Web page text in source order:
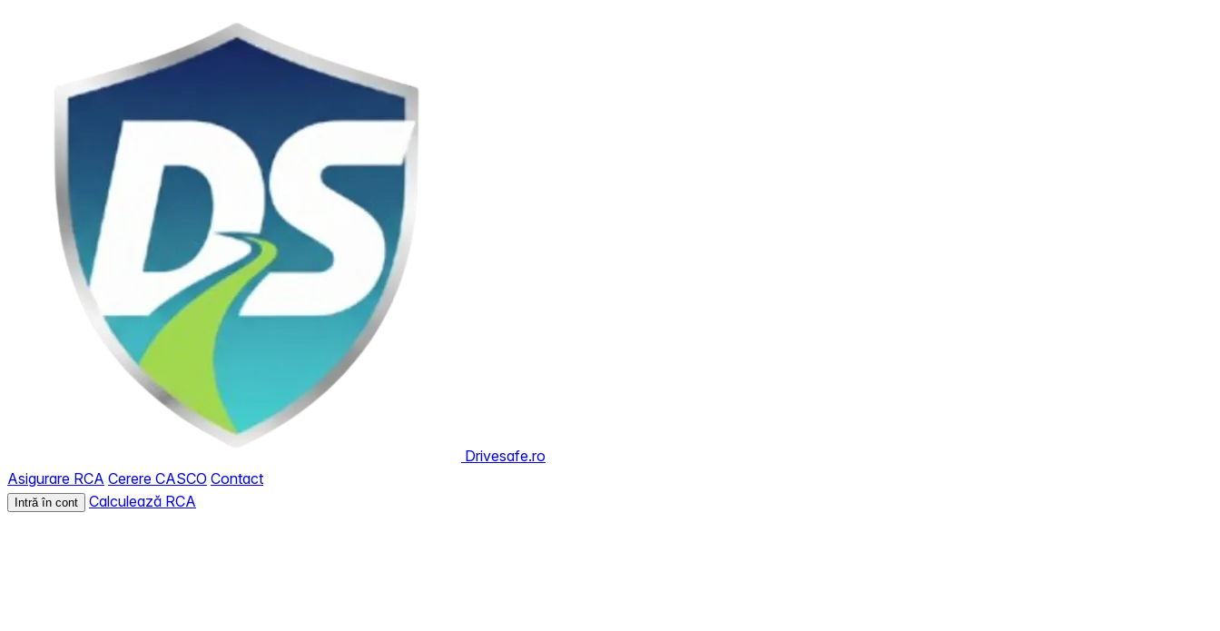
Drivesafe.ro
Asigurare RCA Cerere CASCO Contact
Intră în cont Calculează RCA